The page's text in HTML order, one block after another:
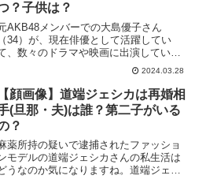
？子供は？
AKB48メンバーでの大島優子さん
（34）が、現在俳優として活躍してい
、数々のドラマや映画に出演していま
す。大島優子の旦那（夫）は誰？出会い
や馴れ初めは？結婚はいつ？子供は？そ
こで今回は大島優子さんと旦那さんにつ
て取り上げていきます。
2024.03.28
【顔画像】道端ジェシカは再婚相
(旦那・夫)は誰？第二子がいる
？
薬所持の疑いで逮捕されたファッショ
モデルの道端ジェシカさんの私生活は
うなのか気になりますね。道端ジェシ